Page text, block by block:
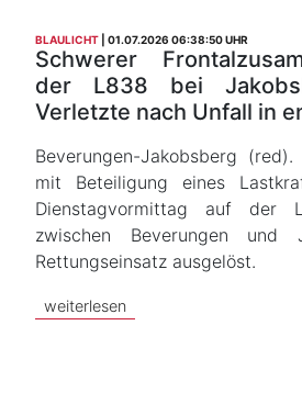
BLAULICHT 01.07.2026 06:38:50 UHR
Schwerer
der L838 bei
Verletzte nach Unfall in
Beverungen-Jakobsberg
mit Beteiligung eines
Dienstagvormittag auf der
zwischen Beverungen und
Rettungseinsatz ausgelöst.
weiterlesen